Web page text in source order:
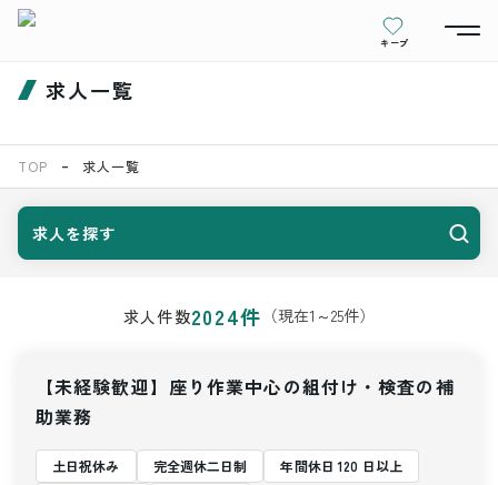
キープ
求人一覧
TOP 求人一覧
求人を探す
求人件数2024件 （現在1 ～25件）
【未経験歓迎】座り作業中心の組付け・検査の補
助業務
土日祝休み 完全週休二日制
年間休日 120 日以上